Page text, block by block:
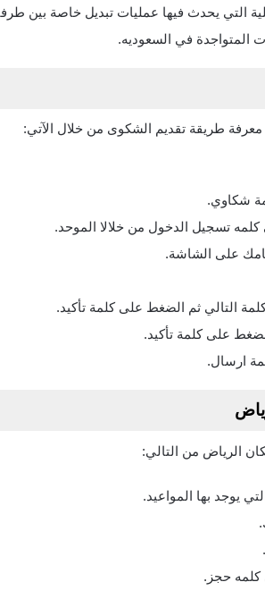
التي يحدث فيها عمليات تبديل خاصة بين
المتواجدة في السعوديه.
طريقة تقديم الشكوى من خلال الآتي:
شكاوي.
كلمه تسجيل الدخول من خلال الموحد.
على الشاشة.
التالي ثم الضغط على كلمة تأكيد.
على كلمة تأكيد.
ارسال.
الرياض من التالي:
يوجد بها المواعيد.
كلمه حجز.